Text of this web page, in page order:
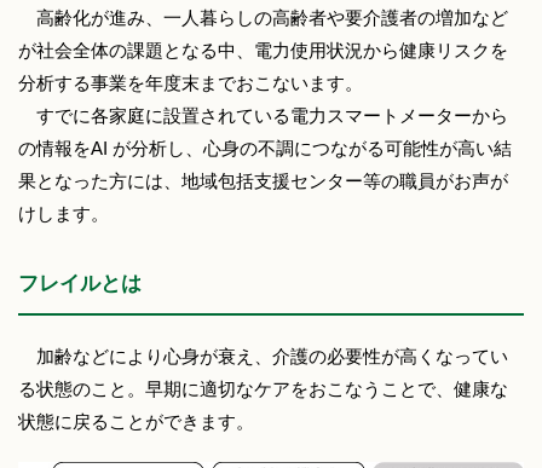
高齢化が進み、一人暮らしの高齢者や要介護者の増加など
が社会全体の課題となる中、電力使用状況から健康リスクを
分析する事業を年度末までおこないます。
すでに各家庭に設置されている電力スマートメーターから
の情報をAI が分析し、心身の不調につながる可能性が高い結
果となった方には、地域包括支援センター等の職員がお声が
けします。
フレイルとは
加齢などにより心身が衰え、介護の必要性が高くなってい
る状態のこと。早期に適切なケアをおこなうことで、健康な
状態に戻ることができます。